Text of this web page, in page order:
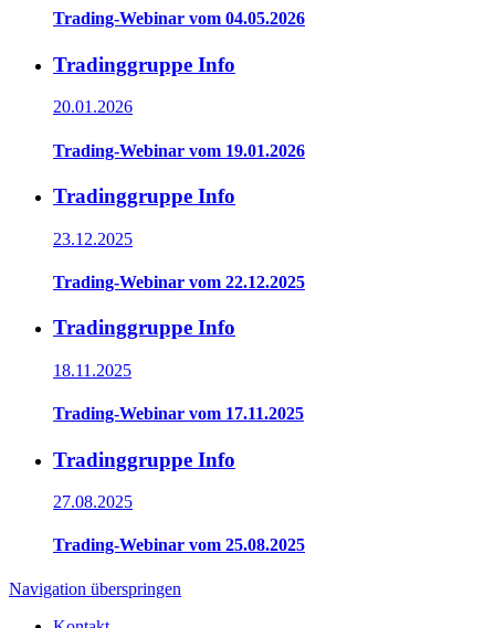
Trading-Webinar vom 04.05.2026
Tradinggruppe Info
20.01.2026
Trading-Webinar vom 19.01.2026
Tradinggruppe Info
23.12.2025
Trading-Webinar vom 22.12.2025
Tradinggruppe Info
18.11.2025
Trading-Webinar vom 17.11.2025
Tradinggruppe Info
27.08.2025
Trading-Webinar vom 25.08.2025
Navigation überspringen